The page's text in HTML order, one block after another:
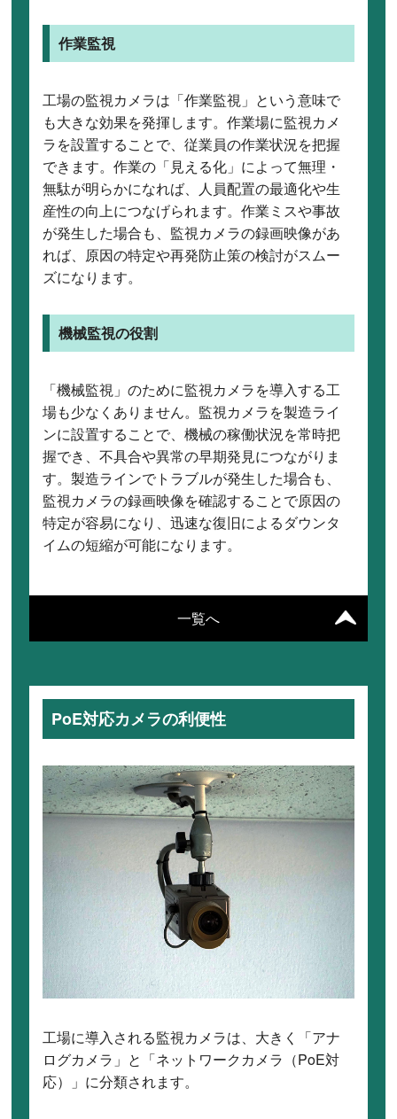
一覧へ
作業監視
工場の監視カメラは「作業監視」という意味で
も大きな効果を発揮します。作業場に監視カメ
ラを設置することで、従業員の作業状況を把握
できます。作業の「見える化」によって無理・
無駄が明らかになれば、人員配置の最適化や生
産性の向上につなげられます。作業ミスや事故
が発生した場合も、監視カメラの録画映像があ
れば、原因の特定や再発防止策の検討がスムー
ズになります。
機械監視の役割
「機械監視」のために監視カメラを導入する工
場も少なくありません。監視カメラを製造ライ
ンに設置することで、機械の稼働状況を常時把
握でき、不具合や異常の早期発見につながりま
す。製造ラインでトラブルが発生した場合も、
監視カメラの録画映像を確認することで原因の
特定が容易になり、迅速な復旧によるダウンタ
イムの短縮が可能になります。
PoE対応カメラの利便性
工場に導入される監視カメラは、大きく「アナ
ログカメラ」と「ネットワークカメラ（PoE対
応）」に分類されます。